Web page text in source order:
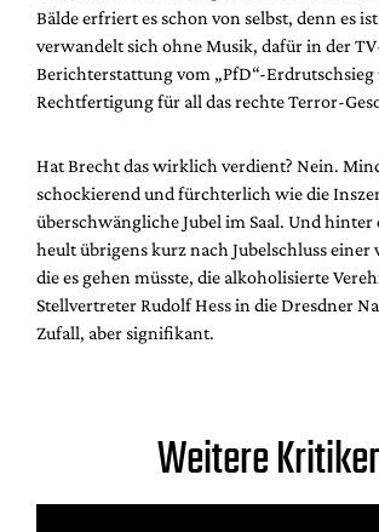
Bälde erfriert es schon von selbst, denn es
verwandelt sich ohne Musik, dafür in der
Berichterstattung vom „PfD“-Erdrutschsieg
Rechtfertigung für all das rechte Terror-
Hat Brecht das wirklich verdient? Nein.
schockierend und fürchterlich wie die
überschwängliche Jubel im Saal. Und hinter
heult übrigens kurz nach Jubelschluss einer
die es gehen müsste, die alkoholisierte
Stellvertreter Rudolf Hess in die Dresdner
Zufall, aber signifikant.
Weitere